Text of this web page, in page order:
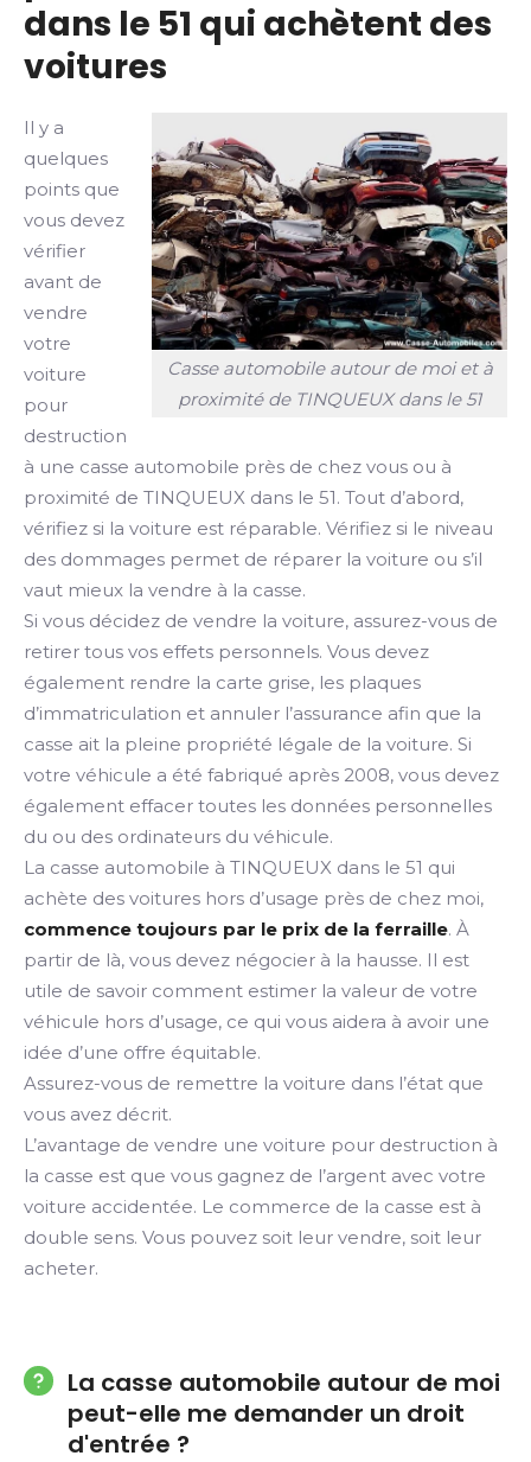
dans le 51 qui achètent des
voitures
Casse automobile autour de moi et à
proximité de TINQUEUX dans le 51
Il y a
quelques
points que
vous devez
vérifier
avant de
vendre
votre
voiture
pour
destruction
à une casse automobile près de chez vous ou à
proximité de TINQUEUX dans le 51. Tout d’abord,
vérifiez si la voiture est réparable. Vérifiez si le niveau
des dommages permet de réparer la voiture ou s’il
vaut mieux la vendre à la casse.
Si vous décidez de vendre la voiture, assurez-vous de
retirer tous vos effets personnels. Vous devez
également rendre la carte grise, les plaques
d’immatriculation et annuler l’assurance afin que la
casse ait la pleine propriété légale de la voiture. Si
votre véhicule a été fabriqué après 2008, vous devez
également effacer toutes les données personnelles
du ou des ordinateurs du véhicule.
La casse automobile à TINQUEUX dans le 51 qui
achète des voitures hors d’usage près de chez moi,
commence toujours par le prix de la ferraille. À
partir de là, vous devez négocier à la hausse. Il est
utile de savoir comment estimer la valeur de votre
véhicule hors d’usage, ce qui vous aidera à avoir une
idée d’une offre équitable.
Assurez-vous de remettre la voiture dans l’état que
vous avez décrit.
L’avantage de vendre une voiture pour destruction à
la casse est que vous gagnez de l’argent avec votre
voiture accidentée. Le commerce de la casse est à
double sens. Vous pouvez soit leur vendre, soit leur
acheter.
La casse automobile autour de moi
peut-elle me demander un droit
d'entrée ?